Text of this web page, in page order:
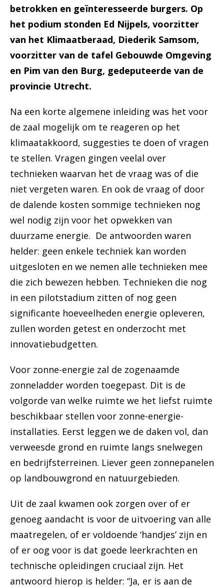
betrokken en geïnteresseerde burgers. Op
het podium stonden Ed Nijpels, voorzitter
van het Klimaatberaad, Diederik Samsom,
voorzitter van de tafel Gebouwde Omgeving
en Pim van den Burg, gedeputeerde van de
provincie Utrecht.
Na een korte algemene inleiding was het voor
de zaal mogelijk om te reageren op het
klimaatakkoord, suggesties te doen of vragen
te stellen. Vragen gingen veelal over
technieken waarvan het de vraag was of die
niet vergeten waren. En ook de vraag of door
de dalende kosten sommige technieken nog
wel nodig zijn voor het opwekken van
duurzame energie. De antwoorden waren
helder: geen enkele techniek kan worden
uitgesloten en we nemen alle technieken mee
die zich bewezen hebben. Technieken die nog
in een pilotstadium zitten of nog geen
significante hoeveelheden energie opleveren,
zullen worden getest en onderzocht met
innovatiebudgetten.
Voor zonne-energie zal de zogenaamde
zonneladder worden toegepast. Dit is de
volgorde van welke ruimte we het liefst ruimte
beschikbaar stellen voor zonne-energie-
installaties. Eerst leggen we de daken vol, dan
verweesde grond en ruimte langs snelwegen
en bedrijfsterreinen. Liever geen zonnepanelen
op landbouwgrond en natuurgebieden.
Uit de zaal kwamen ook zorgen over of er
genoeg aandacht is voor de uitvoering van alle
maatregelen, of er voldoende ‘handjes’ zijn en
of er oog voor is dat goede leerkrachten en
technische opleidingen cruciaal zijn. Het
antwoord hierop is helder: “Ja, er is aan de